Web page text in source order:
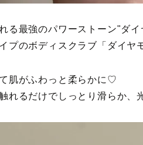
る最強のパワーストーン"ダ
プのボディスクラブ「ダイヤ
肌がふわっと柔らかに♡
れるだけでしっとり滑らか、